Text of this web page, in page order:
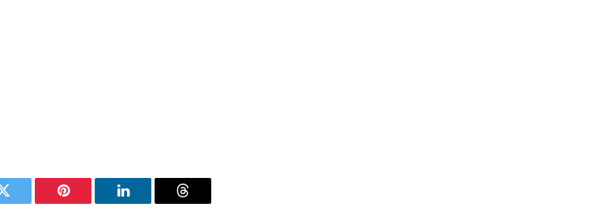
Twitter Pinterest LinkedIn Threads